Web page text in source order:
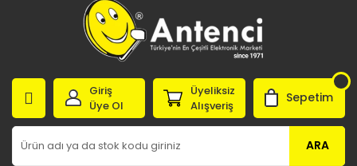
ARA
Giriş
Üye Ol
Üyeliksiz
Alışveriş
Sepetim